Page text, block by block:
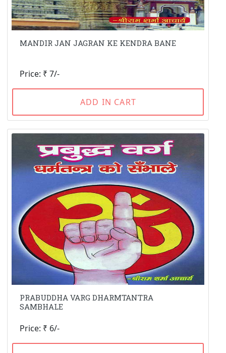
MANDIR JAN JAGRAN KE KENDRA BANE
Price: ₹ 7/-
ADD IN CART
PRABUDDHA VARG DHARMTANTRA
SAMBHALE
Price: ₹ 6/-